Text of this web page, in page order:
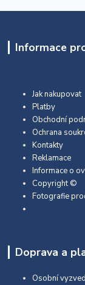
Informace
Jak nakupovat
Platby
Obchodní
Ochrana
Kontakty
Reklamace
Informace o
Copyright ©
Fotografie
Doprava a
Osobní